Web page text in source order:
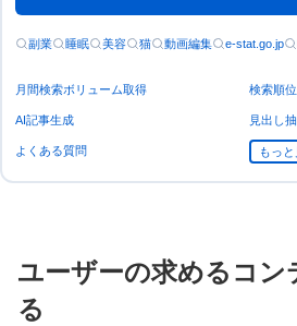
副業 睡眠 美容 猫 動画編集 e-stat.go.jp
月間検索ボリューム取得 検索順
AI記事生成 見出し
よくある質問 もっ
ユーザーの求めるコン
る